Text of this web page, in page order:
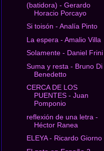
(batidora) - Gerardo
Horacio Porcayo
Si toisón - Analía Pinto
La espera - Amalio Villa
Solamente - Daniel Frini
Suma y resta - Bruno Di
Benedetto
CERCA DE LOS
PUENTES - Juan
Pomponio
reflexión de una letra -
Héctor Ranea
ELEYA - Ricardo Giorno